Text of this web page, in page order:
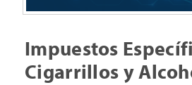
Impuestos
Cigarrillos y